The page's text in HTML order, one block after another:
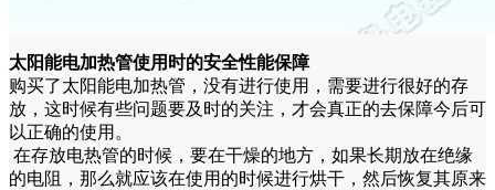
太阳能电加热管使用时的安全性能保障
购买了太阳能电加热管，没有进行使用，需要进行很好的存
放，这时候有些问题要及时的关注，才会真正的去保障今后可
以正确的使用。
在存放电热管的时候，要在干燥的地方，如果长期放在绝缘
的电阻，那么就应该在使用的时候进行烘干，然后恢复其原来